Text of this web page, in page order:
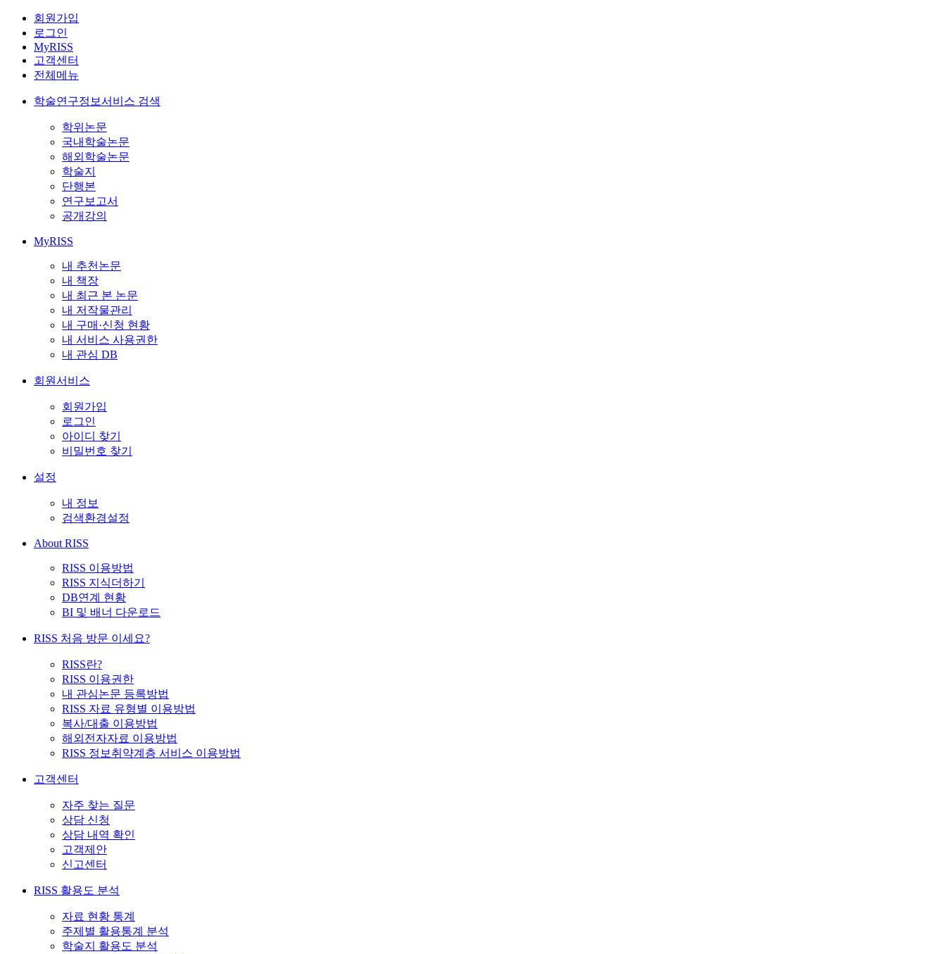
회원가입
로그인
MyRISS
고객센터
전체메뉴
학술연구정보서비스 검색
학위논문
국내학술논문
해외학술논문
학술지
단행본
연구보고서
공개강의
MyRISS
내 추천논문
내 책장
내 최근 본 논문
내 저작물관리
내 구매·신청 현황
내 서비스 사용권한
내 관심 DB
회원서비스
회원가입
로그인
아이디 찾기
비밀번호 찾기
설정
내 정보
검색환경설정
About RISS
RISS 이용방법
RISS 지식더하기
DB연계 현황
BI 및 배너 다운로드
RISS 처음 방문 이세요?
RISS란?
RISS 이용권한
내 관심논문 등록방법
RISS 자료 유형별 이용방법
복사/대출 이용방법
해외전자자료 이용방법
RISS 정보취약계층 서비스 이용방법
고객센터
자주 찾는 질문
상담 신청
상담 내역 확인
고객제안
신고센터
RISS 활용도 분석
자료 현황 통계
주제별 활용통계 분석
학술지 활용도 분석